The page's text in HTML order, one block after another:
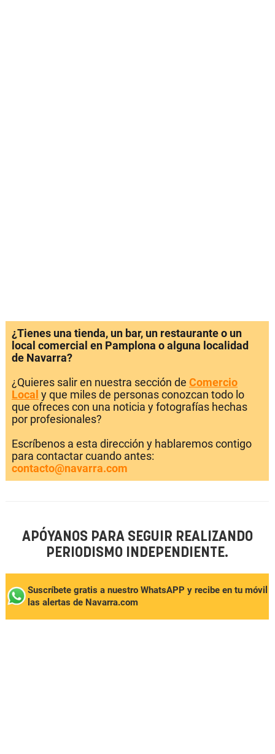
¿Tienes una tienda, un bar, un restaurante o un
local comercial en Pamplona o alguna localidad
de Navarra?
¿Quieres salir en nuestra sección de Comercio
Local y que miles de personas conozcan todo lo
que ofreces con una noticia y fotografías hechas
por profesionales?
Escríbenos a esta dirección y hablaremos contigo
para contactar cuando antes:
contacto@navarra.com
APÓYANOS PARA SEGUIR REALIZANDO
PERIODISMO INDEPENDIENTE.
Suscríbete gratis a nuestro WhatsAPP y recibe en tu móvil
las alertas de Navarra.com